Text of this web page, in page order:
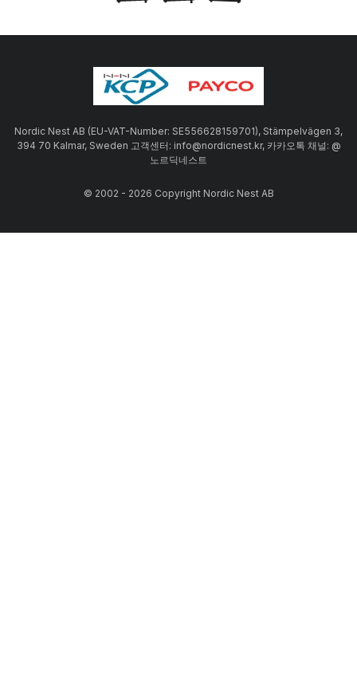
Nordic Nest AB (EU-VAT-Number: SE556628159701), Stämpelvägen 3,
394 70 Kalmar, Sweden 고객센터: info@nordicnest.kr, 카카오톡 채널: @
노르딕네스트
© 2002 - 2026 Copyright Nordic Nest AB